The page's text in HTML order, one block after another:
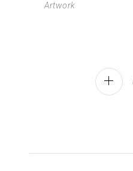
Artwork